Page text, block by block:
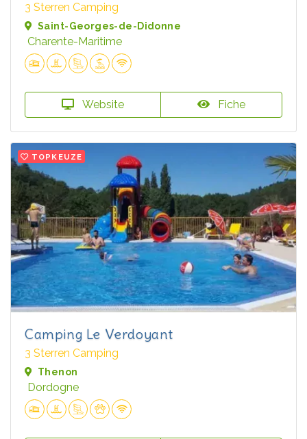
3 Sterren Camping
Saint-Georges-de-Didonne
Charente-Maritime
Website Fiche
TOPKEUZE
Camping Le Verdoyant
3 Sterren Camping
Thenon
Dordogne